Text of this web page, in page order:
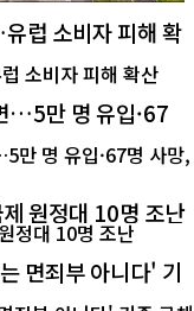
럽 소비자 피해 확
…5만 명 유입·67
원정대 10명 조난
면죄부 아니다' 기